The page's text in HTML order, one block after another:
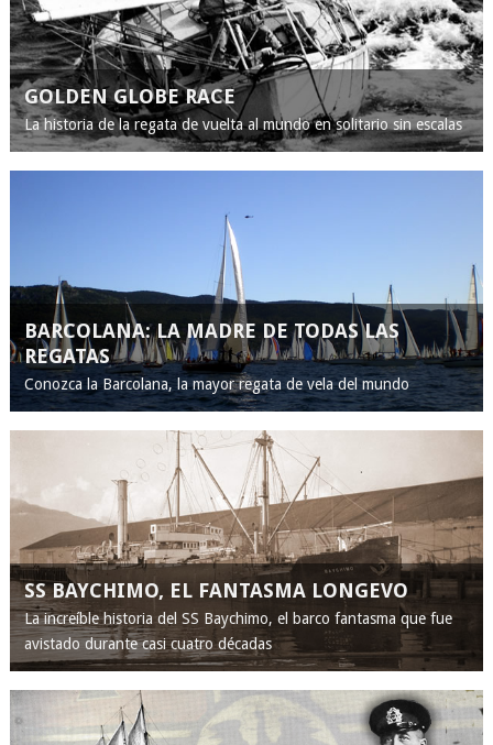
GOLDEN GLOBE RACE
La historia de la regata de vuelta al mundo en solitario sin escalas
BARCOLANA: LA MADRE DE TODAS LAS
REGATAS
Conozca la Barcolana, la mayor regata de vela del mundo
SS BAYCHIMO, EL FANTASMA LONGEVO
La increíble historia del SS Baychimo, el barco fantasma que fue
avistado durante casi cuatro décadas